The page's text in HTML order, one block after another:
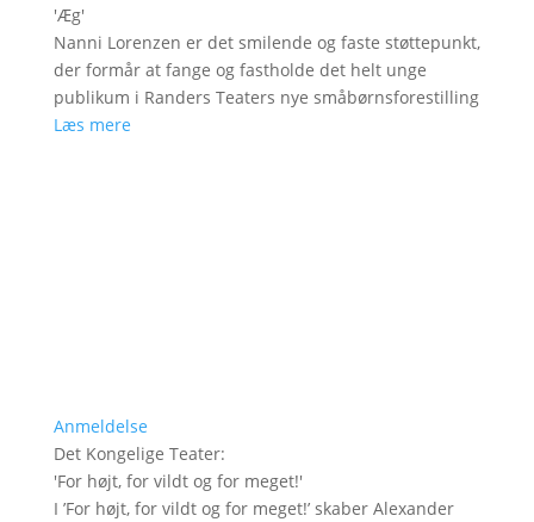
'Æg'
Nanni Lorenzen er det smilende og faste støttepunkt,
der formår at fange og fastholde det helt unge
publikum i Randers Teaters nye småbørnsforestilling
Læs mere
Anmeldelse
Det Kongelige Teater:
'For højt, for vildt og for meget!'
I ’For højt, for vildt og for meget!’ skaber Alexander